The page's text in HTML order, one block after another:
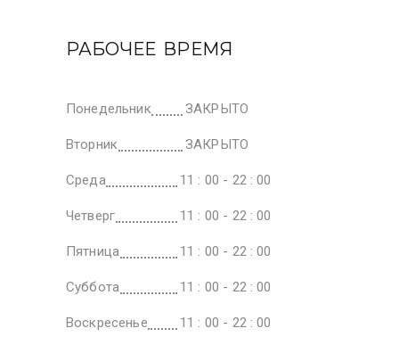
РАБОЧЕЕ ВРЕМЯ
Понедельник ЗАКРЫТО
Вторник ЗАКРЫТО
Среда 11 : 00 - 22 : 00
Четверг 11 : 00 - 22 : 00
Пятница 11 : 00 - 22 : 00
Суббота 11 : 00 - 22 : 00
Воскресенье 11 : 00 - 22 : 00